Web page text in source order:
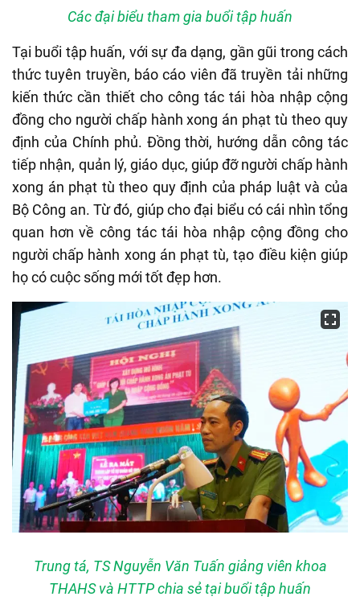
Các đại biểu tham gia buổi tập huấn
Tại buổi tập huấn, với sự đa dạng, gần gũi trong cách
thức tuyên truyền, báo cáo viên đã truyền tải những
kiến thức cần thiết cho công tác tái hòa nhập cộng
đồng cho người chấp hành xong án phạt tù theo quy
định của Chính phủ. Đồng thời, hướng dẫn công tác
tiếp nhận, quản lý, giáo dục, giúp đỡ người chấp hành
xong án phạt tù theo quy định của pháp luật và của
Bộ Công an. Từ đó, giúp cho đại biểu có cái nhìn tổng
quan hơn về công tác tái hòa nhập cộng đồng cho
người chấp hành xong án phạt tù, tạo điều kiện giúp
họ có cuộc sống mới tốt đẹp hơn.
Trung tá, TS Nguyễn Văn Tuấn giảng viên khoa
THAHS và HTTP chia sẻ tại buổi tập huấn